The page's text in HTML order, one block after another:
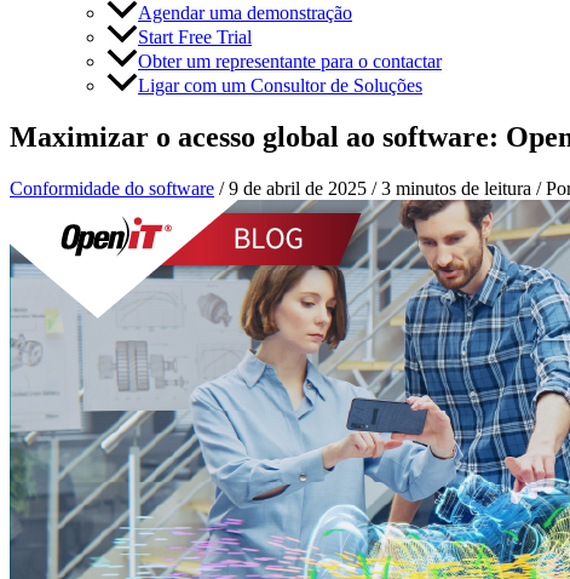
Agendar uma demonstração
Start Free Trial
Obter um representante para o contactar
Ligar com um Consultor de Soluções
Maximizar o acesso global ao software:
Conformidade do software /9 de abril de 2025 /3 minutos de leitura /